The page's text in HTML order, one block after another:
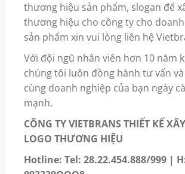
thương hiệu sản phẩm, slogan để
thương hiệu cho công ty cho
sản phẩm xin vui lòng liên hệ
Với đội ngũ nhân viên hơn 10 năm
chúng tôi luôn đồng hành tư vấn
cùng doanh nghiệp của bạn ngày
mạnh.
CÔNG TY VIETBRANS THIẾT KẾ
LOGO THƯƠNG HIỆU
Hotline: Tel: 28.22.454.888/999 |